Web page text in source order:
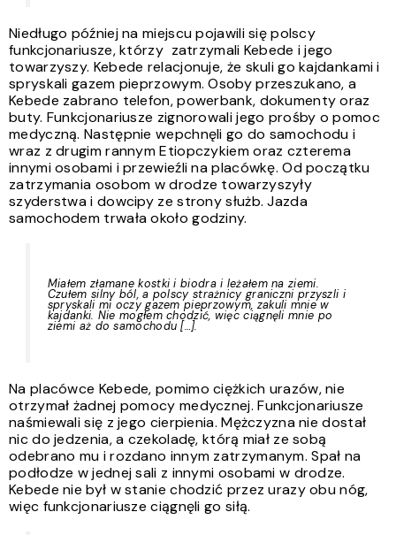
Niedługo później na miejscu pojawili się polscy
funkcjonariusze, którzy zatrzymali Kebede i jego
towarzyszy. Kebede relacjonuje, że skuli go kajdankami i
spryskali gazem pieprzowym. Osoby przeszukano, a
Kebede zabrano telefon, powerbank, dokumenty oraz
buty. Funkcjonariusze zignorowali jego prośby o pomoc
medyczną. Następnie wepchnęli go do samochodu i
wraz z drugim rannym Etiopczykiem oraz czterema
innymi osobami i przewieźli na placówkę. Od początku
zatrzymania osobom w drodze towarzyszyły
szyderstwa i dowcipy ze strony służb. Jazda
samochodem trwała około godziny.
Miałem złamane kostki i biodra i leżałem na ziemi.
Czułem silny ból, a polscy strażnicy graniczni przyszli i
spryskali mi oczy gazem pieprzowym, zakuli mnie w
kajdanki. Nie mogłem chodzić, więc ciągnęli mnie po
ziemi aż do samochodu […].
Na placówce Kebede, pomimo ciężkich urazów, nie
otrzymał żadnej pomocy medycznej. Funkcjonariusze
naśmiewali się z jego cierpienia. Mężczyzna nie dostał
nic do jedzenia, a czekoladę, którą miał ze sobą
odebrano mu i rozdano innym zatrzymanym. Spał na
podłodze w jednej sali z innymi osobami w drodze.
Kebede nie był w stanie chodzić przez urazy obu nóg,
więc funkcjonariusze ciągnęli go siłą.